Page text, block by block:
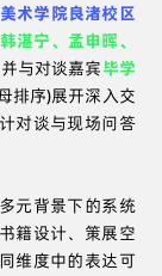
术学院良渚校区
韩湛宁、孟申晖、
与对谈嘉宾毕学
排序)展开深入交
对谈与现场问答
元背景下的系统
籍设计、策展空
维度中的表达可